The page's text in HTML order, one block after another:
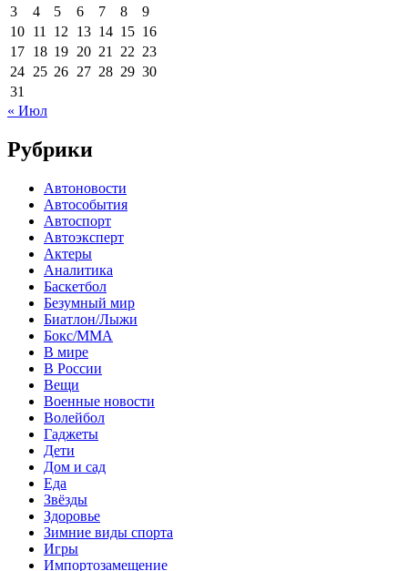
3
4 5 6 7 8
9
10 11 12 13 14 15 16
17 18 19 20 21 22 23
24 25 26 27 28 29 30
31
« Июл
Рубрики
Автоновости
Автособытия
Автоспорт
Автоэксперт
Актеры
Аналитика
Баскетбол
Безумный мир
Биатлон/Лыжи
Бокс/MMA
В мире
В России
Вещи
Военные новости
Волейбол
Гаджеты
Дети
Дом и сад
Еда
Звёзды
Здоровье
Зимние виды спорта
Игры
Импортозамещение